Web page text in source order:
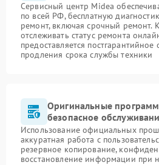
Сервисный центр Midea
по всей РФ, бесплатную
ремонт, включая срочный ремонт.
отслеживать статус ремонта
предоставляется
продления срока службы техники
Оригинальные
безопасное
Использование официальных
аккуратная работа с
резервное копирование,
восстановление информации при